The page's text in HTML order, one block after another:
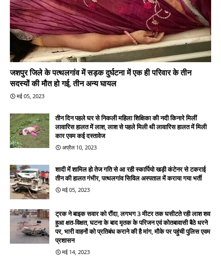
जशपुर जिले के पत्थलगांव में सड़क दुर्घटना में एक ही परिवार के तीन
सदस्यों की मौत हो गई, तीन अन्य घायल
मई 05, 2023
तीन दिन पहले घर से निकली महिला शिक्षिका की नदी किनारे मिलीं
लावारिस हालत में लाश, लाश से पहले मिली थी लावारिस हालत में मिली
कार एवम कई दस्तावेज
अप्रैल 10, 2023
शादी में शामिल हो तेज गति से आ रही स्कार्पियो खड़ी कंटेनर से टकराई
तीन की हालत गंभीर, पत्थलगांव सिविल अस्पताल में कराया गया भर्ती
मई 05, 2023
ट्रक ने बाइक सवार को रौंदा, लगभग 3 मीटर तक घसीटते रही लाश शव
हुआ क्षत-विक्षत, घटना के बाद मृतक के परिजन एवं कोतबावासी बैठे धरने
पर, भारी वाहनों को प्रतिबंध कराने की है मांग, मौके पर पहुंची पुलिस एवम
प्रशासन
मई 14, 2023